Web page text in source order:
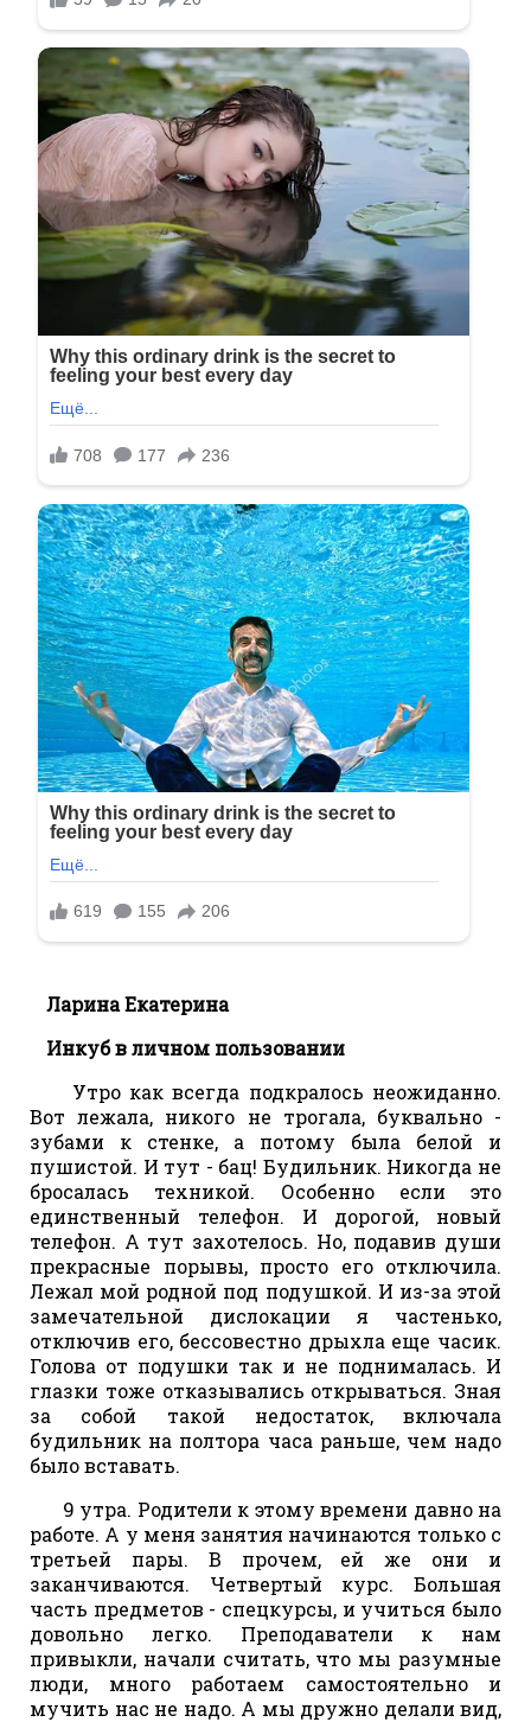
Ларина Екатерина
Инкуб в личном пользовании
Утро как всегда подкралось неожиданно.
Вот лежала, никого не трогала, буквально -
зубами к стенке, а потому была белой и
пушистой. И тут - бац! Будильник. Никогда не
бросалась техникой. Особенно если это
единственный телефон. И дорогой, новый
телефон. А тут захотелось. Но, подавив души
прекрасные порывы, просто его отключила.
Лежал мой родной под подушкой. И из-за этой
замечательной дислокации я частенько,
отключив его, бессовестно дрыхла еще часик.
Голова от подушки так и не поднималась. И
глазки тоже отказывались открываться. Зная
за собой такой недостаток, включала
будильник на полтора часа раньше, чем надо
было вставать.
9 утра. Родители к этому времени давно на
работе. А у меня занятия начинаются только с
третьей пары. В прочем, ей же они и
заканчиваются. Четвертый курс. Большая
часть предметов - спецкурсы, и учиться было
довольно легко. Преподаватели к нам
привыкли, начали считать, что мы разумные
люди, много работаем самостоятельно и
мучить нас не надо. А мы дружно делали вид,